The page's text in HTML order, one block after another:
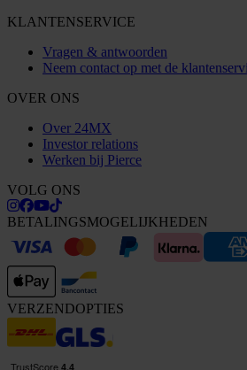
KLANTENSERVICE
Vragen & antwoorden
Neem contact op met de
OVER ONS
Over 24MX
Investor relations
Werken bij Pierce
VOLG ONS
BETALINGSMOGELIJKHEDEN
VERZENDOPTIES